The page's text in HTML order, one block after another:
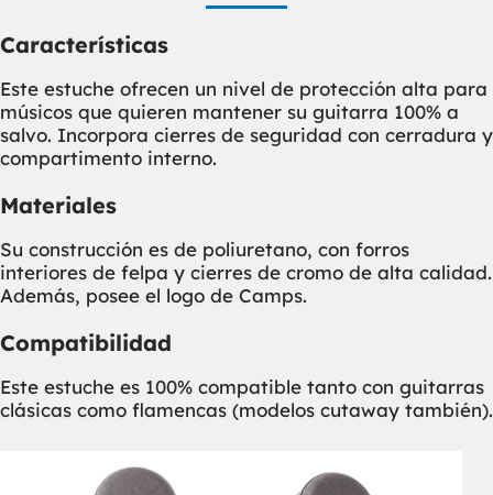
Características
Este estuche ofrecen un nivel de protección alta para
músicos que quieren mantener su guitarra 100% a
salvo. Incorpora cierres de seguridad con cerradura y
compartimento interno.
Materiales
Su construcción es de poliuretano, con forros
interiores de felpa y cierres de cromo de alta calidad.
Además, posee el logo de Camps.
Compatibilidad
Este estuche es 100% compatible tanto con guitarras
clásicas como flamencas (modelos cutaway también).